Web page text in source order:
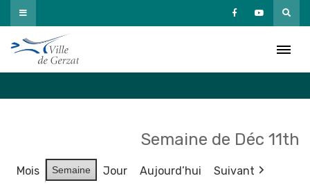
Passer
au
contenu
Semaine de Déc 11th
Mois Semaine Jour Aujourd’hui Suivant